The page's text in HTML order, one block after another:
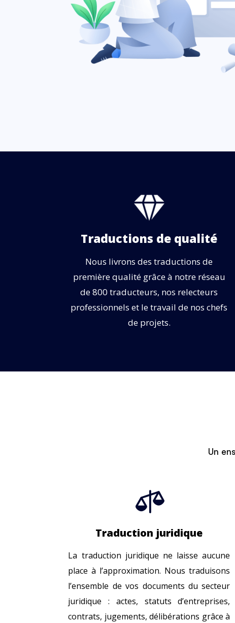
Traductions de qualité
Nous livrons des traductions de
première qualité grâce à notre réseau
de 800 traducteurs, nos relecteurs
professionnels et le travail de nos chefs
de projets.
Un

Traduction juridique
La traduction juridique ne laisse aucune
place à l’approximation. Nous traduisons
l’ensemble de vos documents du secteur
juridique : actes, statuts d’entreprises,
contrats, jugements, délibérations grâce à